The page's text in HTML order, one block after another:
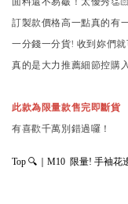
訂製款價格高一點真的有
一分錢一分貨! 收到妳們
真的是大力推薦細節控購入
此款為限量款售完即斷貨
有喜歡千萬別錯過囉！
Top 🔍｜M10 限量! 手袖花